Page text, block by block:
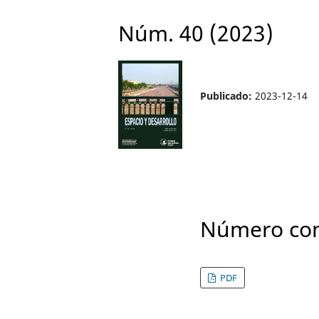
Núm. 40 (2023)
Publicado: 2023-12-14
Número
PDF